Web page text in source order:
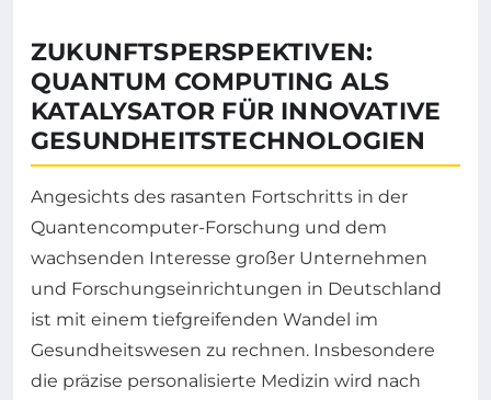
ZUKUNFTSPERSPEKTIVEN:
QUANTUM COMPUTING ALS
KATALYSATOR FÜR INNOVATIVE
GESUNDHEITSTECHNOLOGIEN
Angesichts des rasanten Fortschritts in der
Quantencomputer-Forschung und dem
wachsenden Interesse großer Unternehmen
und Forschungseinrichtungen in Deutschland
ist mit einem tiefgreifenden Wandel im
Gesundheitswesen zu rechnen. Insbesondere
die präzise personalisierte Medizin wird nach